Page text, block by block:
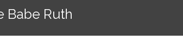
Babe Ruth